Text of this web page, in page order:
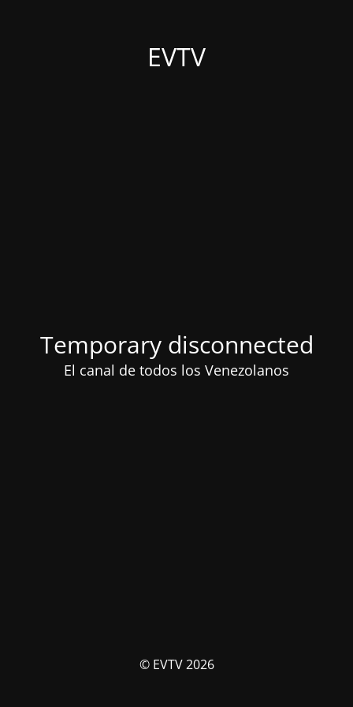
EVTV
Temporary disconnected
El canal de todos los Venezolanos
© EVTV 2026